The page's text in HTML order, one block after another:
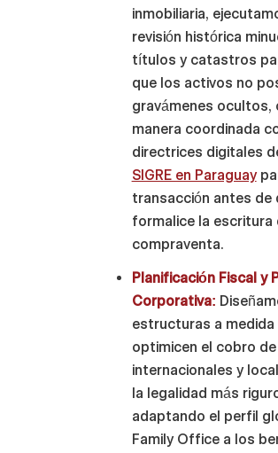
inmobiliaria,
revisión histórica
títulos y catastros
que los activos no
gravámenes ocultos,
manera coordinada
directrices digitales
SIGRE en Paraguay
transacción antes de
formalice la escritura
compraventa.
Planificación Fiscal y
Corporativa:
estructuras a medida
optimicen el cobro
internacionales y
la legalidad más
adaptando el perfil
Family Office a los